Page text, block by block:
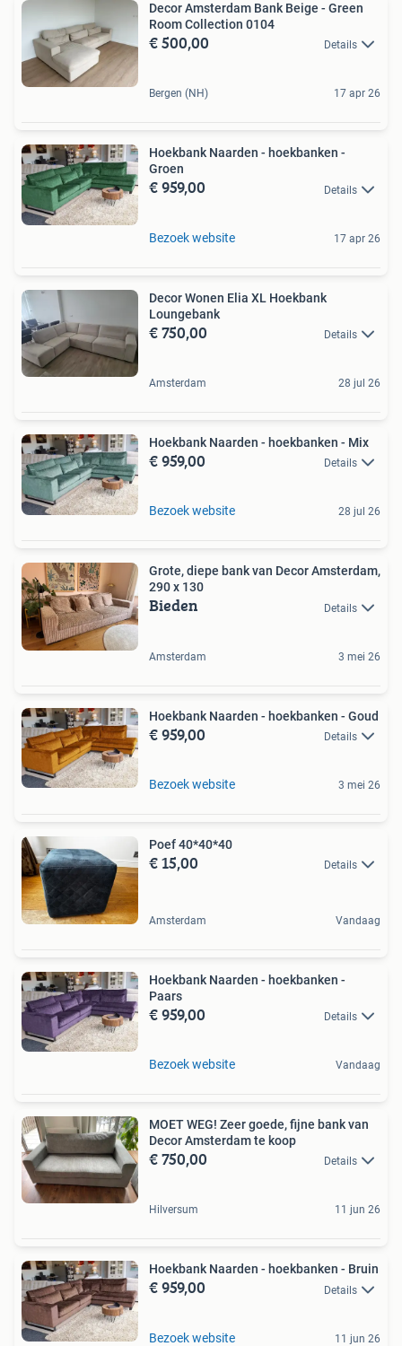
Decor Amsterdam Bank Beige - Green
Room Collection 0104
€ 500,00 Details
Bergen (NH) 17 apr 26
Hoekbank Naarden - hoekbanken -
Groen
€ 959,00 Details
Bezoek website 17 apr 26
Decor Wonen Elia XL Hoekbank
Loungebank
€ 750,00 Details
Amsterdam 28 jul 26
Hoekbank Naarden - hoekbanken - Mix
€ 959,00 Details
Bezoek website 28 jul 26
Grote, diepe bank van Decor Amsterdam,
290 x 130
Bieden Details
Amsterdam 3 mei 26
Hoekbank Naarden - hoekbanken - Goud
€ 959,00 Details
Bezoek website 3 mei 26
Poef 40*40*40
€ 15,00 Details
Amsterdam Vandaag
Hoekbank Naarden - hoekbanken -
Paars
€ 959,00 Details
Bezoek website Vandaag
MOET WEG! Zeer goede, fijne bank van
Decor Amsterdam te koop
€ 750,00 Details
Hilversum 11 jun 26
Hoekbank Naarden - hoekbanken - Bruin
€ 959,00 Details
Bezoek website 11 jun 26